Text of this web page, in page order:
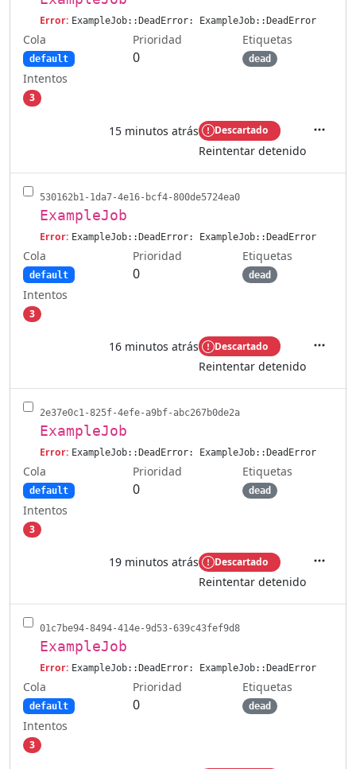
Error: ExampleJob::DeadError: ExampleJob::DeadError
Cola
default
Prioridad
0
Etiquetas
dead
Intentos
3
15 minutos atrás Descartado
Reintentar detenido
530162b1-1da7-4e16-bcf4-800de5724ea0
ExampleJob
Error: ExampleJob::DeadError: ExampleJob::DeadError
Cola
default
Prioridad
0
Etiquetas
dead
Intentos
3
16 minutos atrás Descartado
Reintentar detenido
2e37e0c1-825f-4efe-a9bf-abc267b0de2a
ExampleJob
Error: ExampleJob::DeadError: ExampleJob::DeadError
Cola
default
Prioridad
0
Etiquetas
dead
Intentos
3
19 minutos atrás Descartado
Reintentar detenido
01c7be94-8494-414e-9d53-639c43fef9d8
ExampleJob
Error: ExampleJob::DeadError: ExampleJob::DeadError
Cola
default
Prioridad
0
Etiquetas
dead
Intentos
3